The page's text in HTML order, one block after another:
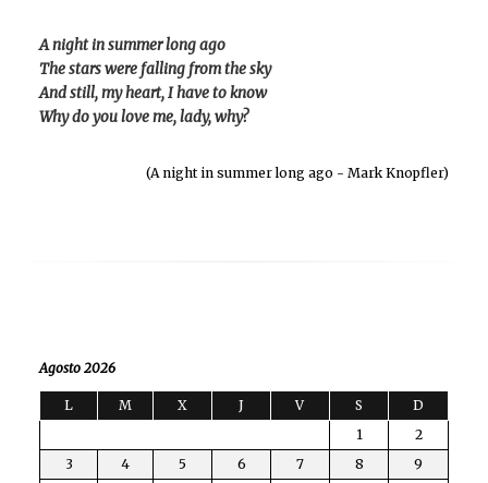
A night in summer long ago
The stars were falling from the sky
And still, my heart, I have to know
Why do you love me, lady, why?
(A night in summer long ago - Mark Knopfler)
Agosto 2026
L M X J V S
D
1
2
3
4 5 6 7 8
9